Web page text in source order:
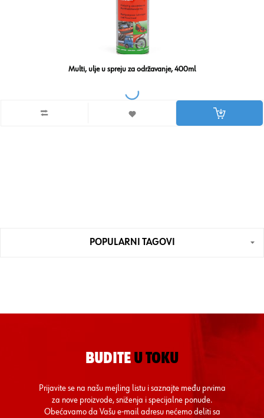
Multi, ulje u spreju za održavanje, 400ml
POPULARNI TAGOVI
BUDITE U TOKU
Prijavite se na našu mejling listu i saznajte među prvima
za nove proizvode, sniženja i specijalne ponude.
Obećavamo da Vašu e-mail adresu nećemo deliti sa